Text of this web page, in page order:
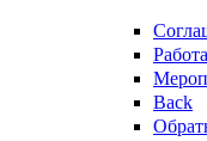
Back